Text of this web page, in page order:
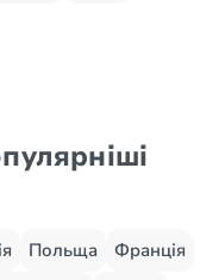
Польща
Франція